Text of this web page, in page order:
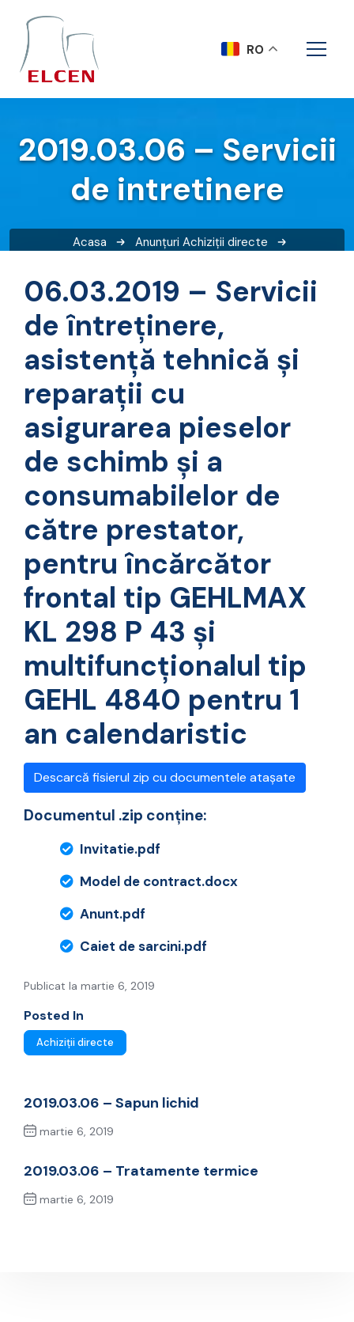
2019.03.06 – Servicii
de intretinere
Acasa Anunțuri Achiziții directe
06.03.2019 – Servicii
de întreţinere,
asistenţă tehnică şi
reparaţii cu
asigurarea pieselor
de schimb şi a
consumabilelor de
către prestator,
pentru încărcător
frontal tip GEHLMAX
KL 298 P 43 şi
multifuncţionalul tip
GEHL 4840 pentru 1
an calendaristic
Descarcă fisierul zip cu documentele atașate
Documentul .zip conține:
Invitatie.pdf
Model de contract.docx
Anunt.pdf
Caiet de sarcini.pdf
Publicat la martie 6, 2019
Posted In
Achiziții directe
2019.03.06 – Sapun lichid
martie 6, 2019
2019.03.06 – Tratamente termice
martie 6, 2019
RO